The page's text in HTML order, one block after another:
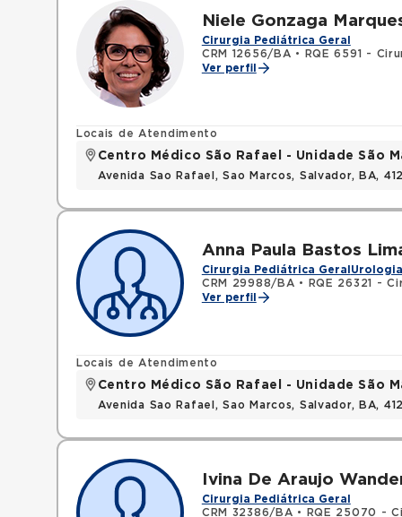
Niele Gonzaga
Cirurgia Pediátrica Geral
CRM 12656/BA •
RQE 6591 -
Ver perfil
Locais de Atendimento
Centro Médico São Rafael - Unidade São
Avenida Sao Rafael, Sao Marcos, Salvador, BA,
Anna Paula Bastos
Cirurgia Pediátrica Geral
CRM 29988/BA •
RQE 26321 -
Ver perfil
Locais de Atendimento
Centro Médico São Rafael - Unidade São
Avenida Sao Rafael, Sao Marcos, Salvador, BA,
Ivina De Araujo
Cirurgia Pediátrica Geral
CRM 32386/BA • RQE 25070 -